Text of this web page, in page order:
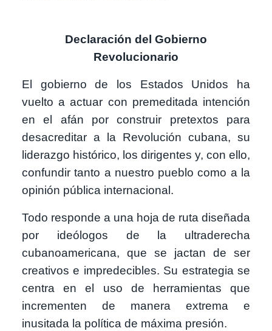
Declaración del Gobierno
Revolucionario
El gobierno de los Estados Unidos ha
vuelto a actuar con premeditada intención
en el afán por construir pretextos para
desacreditar a la Revolución cubana, su
liderazgo histórico, los dirigentes y, con ello,
confundir tanto a nuestro pueblo como a la
opinión pública internacional.
Todo responde a una hoja de ruta diseñada
por ideólogos de la ultraderecha
cubanoamericana, que se jactan de ser
creativos e impredecibles. Su estrategia se
centra en el uso de herramientas que
incrementen de manera extrema e
inusitada la política de máxima presión.